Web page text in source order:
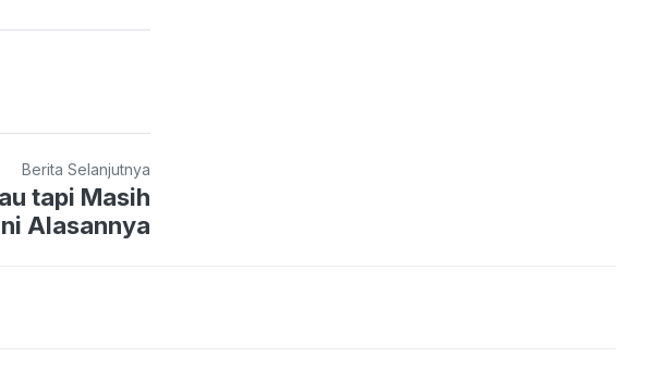
Berita Selanjutnya
tapi Masih
Alasannya